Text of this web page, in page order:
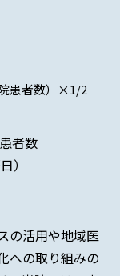
患者数）×1/2
者数
）
の活用や地域医
への取り組みの